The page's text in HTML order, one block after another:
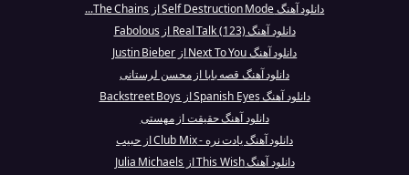
دانلود آهنگ Self Destruction Mode از The Chains...
دانلود آهنگ Real Talk (123) از Fabolous
دانلود آهنگ Next To You از Justin Bieber
دانلود آهنگ قصه بابا از محسن لرستانی
دانلود آهنگ Spanish Eyes از Backstreet Boys
دانلود آهنگ حقیقت از مهستی
دانلود آهنگ یادت نره - Club Mix از حبیب
دانلود آهنگ This Wish از Julia Michaels